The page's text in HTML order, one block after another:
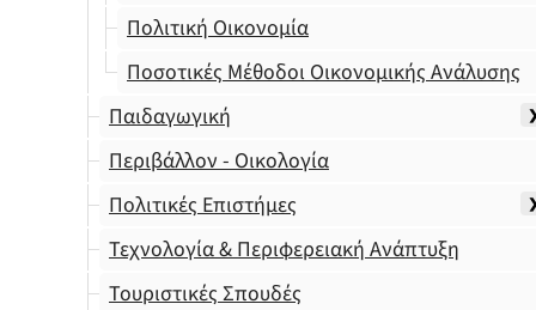
Πολιτική Οικονομία
Ποσοτικές Μέθοδοι Οικονομικής Ανάλυσης
Παιδαγωγική
Περιβάλλον - Οικολογία
Πολιτικές Επιστήμες
Τεχνολογία & Περιφερειακή Ανάπτυξη
Τουριστικές Σπουδές